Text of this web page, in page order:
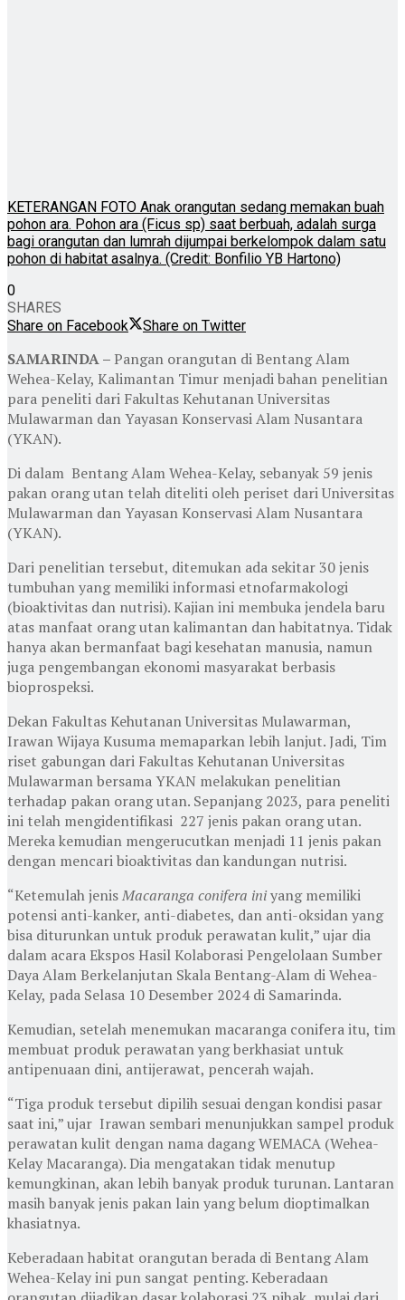
KETERANGAN FOTO Anak orangutan sedang memakan buah
pohon ara. Pohon ara (Ficus sp) saat berbuah, adalah surga
bagi orangutan dan lumrah dijumpai berkelompok dalam satu
pohon di habitat asalnya. (Credit: Bonfilio YB Hartono)
0
SHARES
Share on Facebook
Share on Twitter
SAMARINDA –Pangan orangutan di Bentang Alam
Wehea-Kelay, Kalimantan Timur menjadi bahan penelitian
para peneliti dari Fakultas Kehutanan Universitas
Mulawarman dan Yayasan Konservasi Alam Nusantara
(YKAN).
Di dalam Bentang Alam Wehea-Kelay, sebanyak 59 jenis
pakan orang utan telah diteliti oleh periset dari Universitas
Mulawarman dan Yayasan Konservasi Alam Nusantara
(YKAN).
Dari penelitian tersebut, ditemukan ada sekitar 30 jenis
tumbuhan yang memiliki informasi etnofarmakologi
(bioaktivitas dan nutrisi). Kajian ini membuka jendela baru
atas manfaat orang utan kalimantan dan habitatnya. Tidak
hanya akan bermanfaat bagi kesehatan manusia, namun
juga pengembangan ekonomi masyarakat berbasis
bioprospeksi.
Dekan Fakultas Kehutanan Universitas Mulawarman,
Irawan Wijaya Kusuma memaparkan lebih lanjut. Jadi, Tim
riset gabungan dari Fakultas Kehutanan Universitas
Mulawarman bersama YKAN melakukan penelitian
terhadap pakan orang utan. Sepanjang 2023, para peneliti
ini telah mengidentifikasi 227 jenis pakan orang utan.
Mereka kemudian mengerucutkan menjadi 11 jenis pakan
dengan mencari bioaktivitas dan kandungan nutrisi.
“Ketemulah jenisMacaranga conifera iniyang memiliki
potensi anti-kanker, anti-diabetes, dan anti-oksidan yang
bisa diturunkan untuk produk perawatan kulit,” ujar dia
dalam acara Ekspos Hasil Kolaborasi Pengelolaan Sumber
Daya Alam Berkelanjutan Skala Bentang-Alam di Wehea-
Kelay, pada Selasa 10 Desember 2024 di Samarinda.
Kemudian, setelah menemukan macaranga conifera itu, tim
membuat produk perawatan yang berkhasiat untuk
antipenuaan dini, antijerawat, pencerah wajah.
“Tiga produk tersebut dipilih sesuai dengan kondisi pasar
saat ini,” ujar Irawan sembari menunjukkan sampel produk
perawatan kulit dengan nama dagang WEMACA (Wehea-
Kelay Macaranga). Dia mengatakan tidak menutup
kemungkinan, akan lebih banyak produk turunan. Lantaran
masih banyak jenis pakan lain yang belum dioptimalkan
khasiatnya.
Keberadaan habitat orangutan berada di Bentang Alam
Wehea-Kelay ini pun sangat penting. Keberadaan